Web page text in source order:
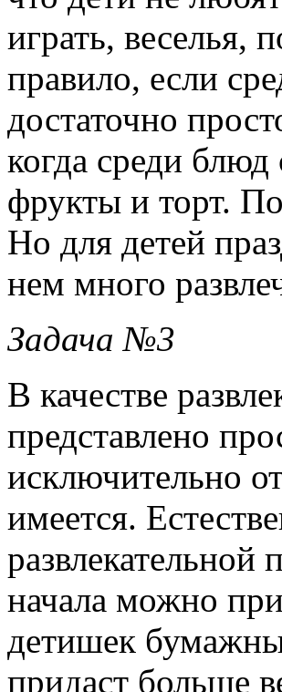
играть, веселья,
правило, если
достаточно
когда среди
фрукты и торт.
Но для детей
нем много
Задача №3
В качестве
представлено
исключительно
имеется.
начала можно
детишек
придаст больше